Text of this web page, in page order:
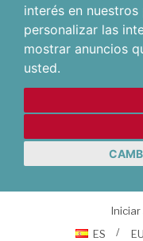
interés en
personalizar las
mostrar anuncios
usted.
Iniciar
ES